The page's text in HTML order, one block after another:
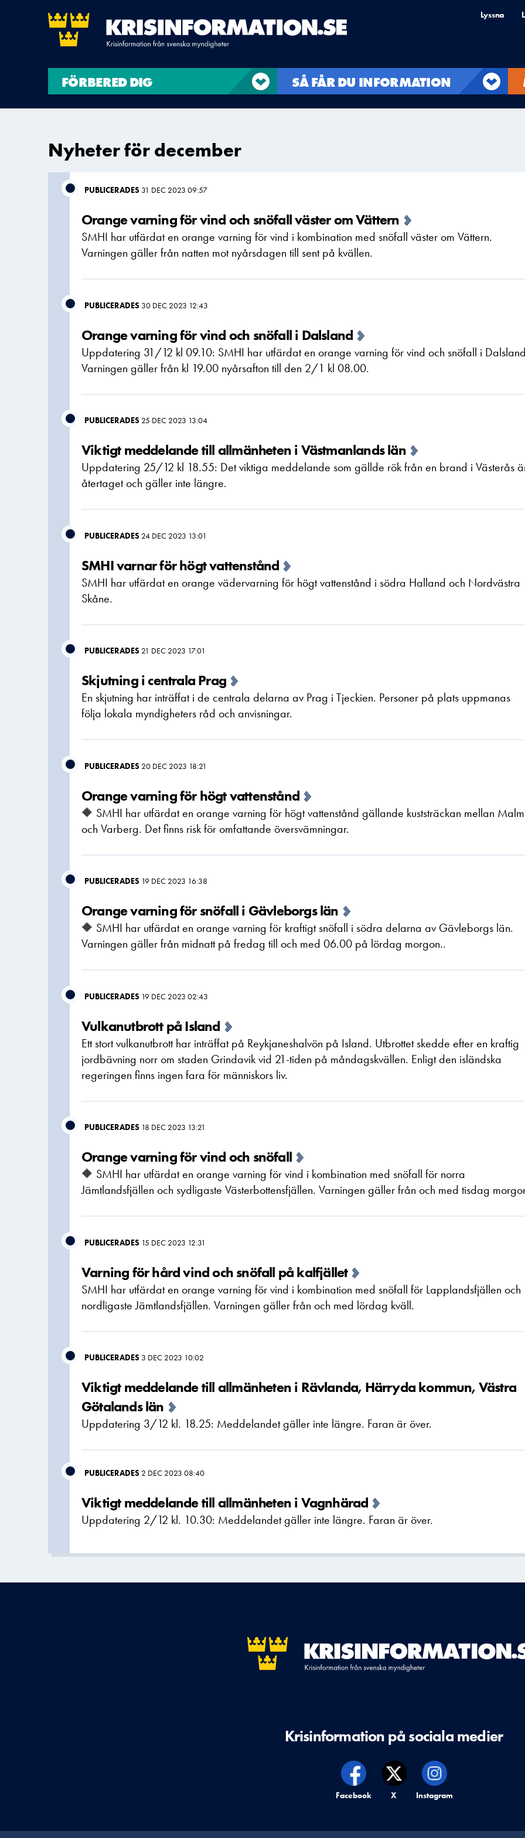
Lyssna
FÖRBERED DIG SÅ FÅR DU INFORMATION
Nyheter för december
PUBLICERADES 31 DEC 2023 09:57
Orange varning för vind och snöfall väster om Vättern
SMHI har utfärdat en orange varning för vind i kombination med snöfall väster om Vättern.
Varningen gäller från natten mot nyårsdagen till sent på kvällen.
PUBLICERADES 30 DEC 2023 12:43
Orange varning för vind och snöfall i Dalsland
Uppdatering 31/12 kl 09.10: SMHI har utfärdat en orange varning för vind och snöfall i
Varningen gäller från kl 19.00 nyårsafton till den 2/1 kl 08.00.
PUBLICERADES 25 DEC 2023 13:04
Viktigt meddelande till allmänheten i Västmanlands län
Uppdatering 25/12 kl 18.55: Det viktiga meddelande som gällde rök från en brand i Västerås
återtaget och gäller inte längre.
PUBLICERADES 24 DEC 2023 13:01
SMHI varnar för högt vattenstånd
SMHI har utfärdat en orange vädervarning för högt vattenstånd i södra Halland och Nordvästra
Skåne.
PUBLICERADES 21 DEC 2023 17:01
Skjutning i centrala Prag
En skjutning har inträffat i de centrala delarna av Prag i Tjeckien. Personer på plats uppmanas
följa lokala myndigheters råd och anvisningar.
PUBLICERADES 20 DEC 2023 18:21
Orange varning för högt vattenstånd
🔶 SMHI har utfärdat en orange varning för högt vattenstånd gällande kuststräckan mellan
och Varberg. Det finns risk för omfattande översvämningar.
PUBLICERADES 19 DEC 2023 16:38
Orange varning för snöfall i Gävleborgs län
🔶 SMHI har utfärdat en orange varning för kraftigt snöfall i södra delarna av Gävleborgs län.
Varningen gäller från midnatt på fredag till och med 06.00 på lördag morgon..
PUBLICERADES 19 DEC 2023 02:43
Vulkanutbrott på Island
Ett stort vulkanutbrott har inträffat på Reykjaneshalvön på Island. Utbrottet skedde efter en kraftig
jordbävning norr om staden Grindavik vid 21-tiden på måndagskvällen. Enligt den isländska
regeringen finns ingen fara för människors liv.
PUBLICERADES 18 DEC 2023 13:21
Orange varning för vind och snöfall
🔶 SMHI har utfärdat en orange varning för vind i kombination med snöfall för norra
Jämtlandsfjällen och sydligaste Västerbottensfjällen. Varningen gäller från och med tisdag
PUBLICERADES 15 DEC 2023 12:31
Varning för hård vind och snöfall på kalfjället
SMHI har utfärdat en orange varning för vind i kombination med snöfall för Lapplandsfjällen och
nordligaste Jämtlandsfjällen. Varningen gäller från och med lördag kväll.
PUBLICERADES 3 DEC 2023 10:02
Viktigt meddelande till allmänheten i Rävlanda, Härryda kommun, Västra
Götalands län
Uppdatering 3/12 kl. 18.25: Meddelandet gäller inte längre. Faran är över.
PUBLICERADES 2 DEC 2023 08:40
Viktigt meddelande till allmänheten i Vagnhärad
Uppdatering 2/12 kl. 10.30: Meddelandet gäller inte längre. Faran är över.
Krisinformation på sociala medier
Krisinformation på,
Facebook Krisinformation på,
X Krisinformation på,
Instagram